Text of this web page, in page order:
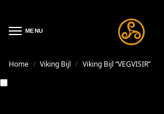
MENU
Home / Viking Bijl / Viking Bijl “VEGVISIR”